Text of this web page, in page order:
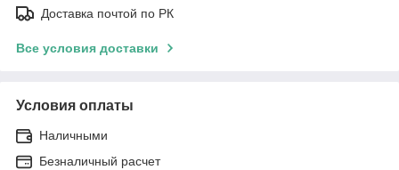
Доставка почтой по РК
Все условия доставки
Условия оплаты
Наличными
Безналичный расчет